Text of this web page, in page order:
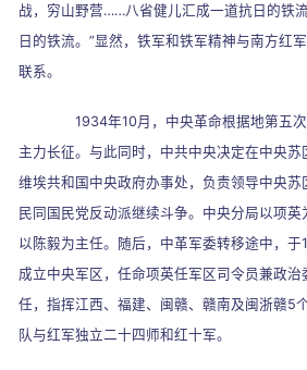
战，穷山野营……八省健儿汇成一道抗日的铁
日的铁流。 ”显然，铁军和铁军精神与南方红
联系。
1934年10月，中央革命根据地第五
主力长征。与此同时，中共中央决定在中央
维埃共和国中央政府办事处，负责领导中央苏
民同国民党反动派继续斗争。中央分局以项
以陈毅为主任。随后，中革军委转移途中，于
成立中央军区，任命项英任军区司令员兼政治
任，指挥江西、福建、闽赣、赣南及闽浙赣5
队与红军独立二十四师和红十军。